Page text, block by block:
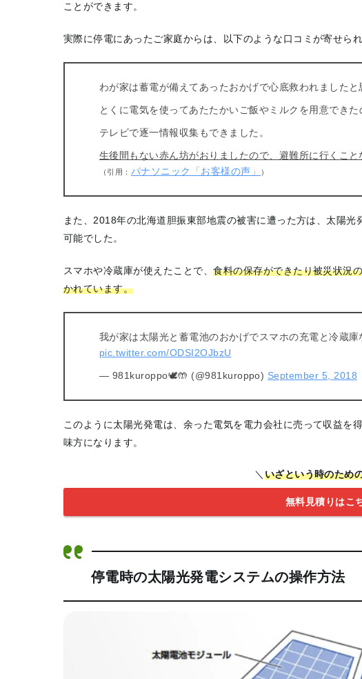
ことができます。
実際に停電にあったご家庭からは、以下のような口コミが寄せられ
わが家は蓄電が備えてあったおかげで心底救われました と
とくに電気を使ってあたたかいご飯やミルクを用意できた
テレビで逐一情報収集もできました 。
生後間もない赤ん坊がおりましたので、避難所に行くこと
（引用： パナソニック「お客様の声」 ）
また、2018年の北海道胆振東部地震の被害に遭った方は、太陽
可能でした。
スマホや冷蔵庫が使えたことで、食料の保存ができたり被災状況
かれています。
我が家は太陽光と蓄電池のおかげでスマホの充電と冷蔵
pic.twitter.com/ODSI2OJbzU
— 981kuroppo🕊🤲 (@981kuroppo) September 5, 2018
このように太陽光発電は、余った電気を電力会社に売って収益を
味方になります。
＼ いざという時のため
無料見積りはこ
停電時の太陽光発電システムの操作方法